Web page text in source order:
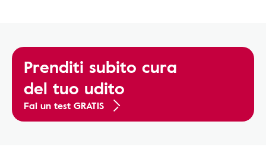
Prenditi subito cura
del tuo udito
Fai un test GRATIS